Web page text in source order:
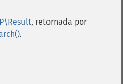
, retornada por
.